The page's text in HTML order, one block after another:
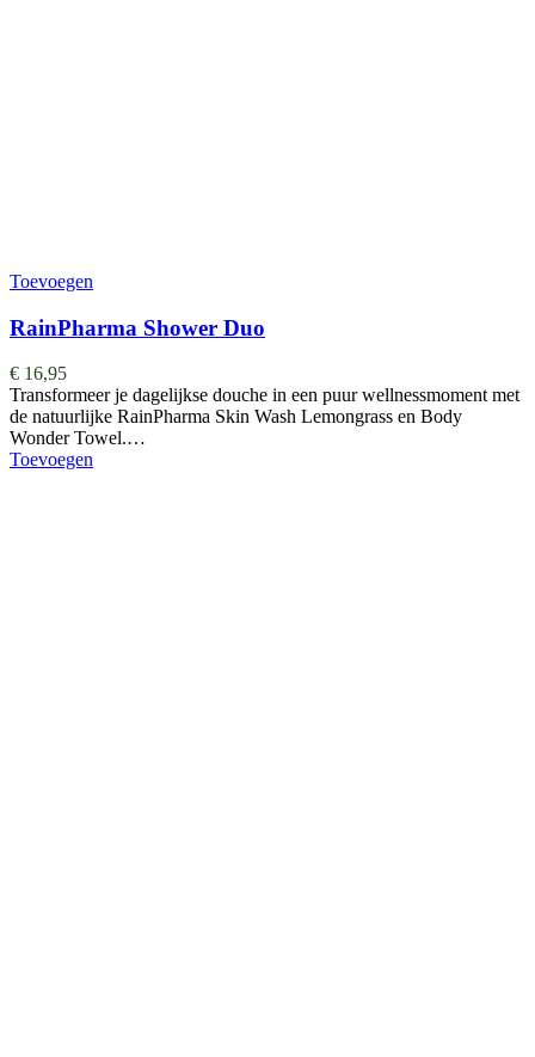
Toevoegen
RainPharma Shower Duo
€ 16,95
Transformeer je dagelijkse douche in een puur wellnessmoment met
de natuurlijke RainPharma Skin Wash Lemongrass en Body
Wonder Towel.…
Toevoegen